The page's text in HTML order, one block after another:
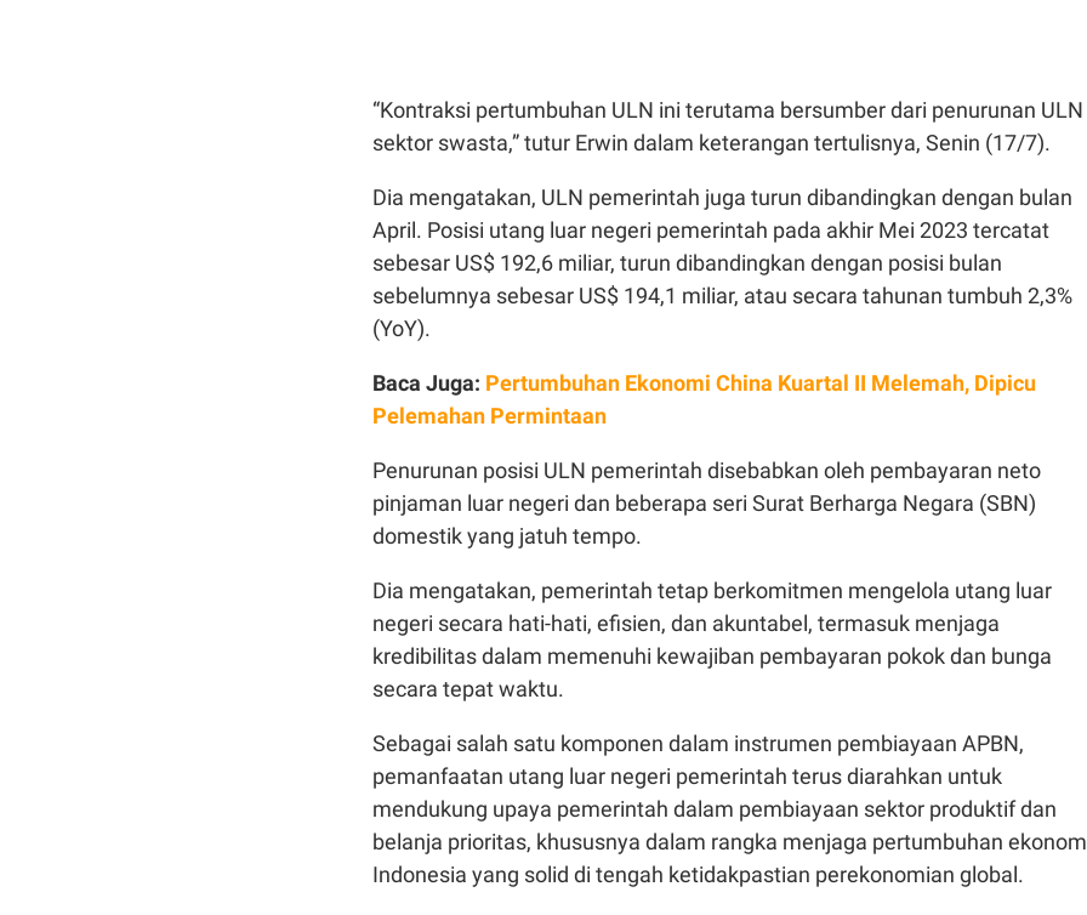
“Kontraksi pertumbuhan ULN ini terutama bersumber dari penurunan ULN
sektor swasta,” tutur Erwin dalam keterangan tertulisnya, Senin (17/7).
Dia mengatakan, ULN pemerintah juga turun dibandingkan dengan bulan
April. Posisi utang luar negeri pemerintah pada akhir Mei 2023 tercatat
sebesar US$ 192,6 miliar, turun dibandingkan dengan posisi bulan
sebelumnya sebesar US$ 194,1 miliar, atau secara tahunan tumbuh 2,3%
(YoY).
Baca Juga: Pertumbuhan Ekonomi China Kuartal II Melemah, Dipicu
Pelemahan Permintaan
Penurunan posisi ULN pemerintah disebabkan oleh pembayaran neto
pinjaman luar negeri dan beberapa seri Surat Berharga Negara (SBN)
domestik yang jatuh tempo.
Dia mengatakan, pemerintah tetap berkomitmen mengelola utang luar
negeri secara hati-hati, efisien, dan akuntabel, termasuk menjaga
kredibilitas dalam memenuhi kewajiban pembayaran pokok dan bunga
secara tepat waktu.
Sebagai salah satu komponen dalam instrumen pembiayaan APBN,
pemanfaatan utang luar negeri pemerintah terus diarahkan untuk
mendukung upaya pemerintah dalam pembiayaan sektor produktif dan
belanja prioritas, khususnya dalam rangka menjaga pertumbuhan
Indonesia yang solid di tengah ketidakpastian perekonomian global.